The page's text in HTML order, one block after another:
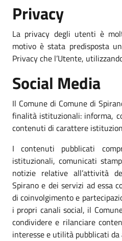
Privacy
La privacy degli utenti è
motivo è stata predisposta
Privacy che l’Utente,
Social Media
Il Comune di Comune di
finalità istituzionali: informa,
contenuti di carattere
I contenuti pubblicati
istituzionali, comunicati
notizie relative all’attività
Spirano e dei servizi ad essa
di coinvolgimento e
i propri canali social, il
condividere e rilanciare
interesse e utilità pubblicati